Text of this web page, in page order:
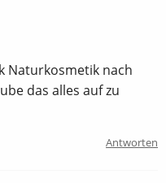
Naturkosmetik nach
das alles auf zu
Antworten